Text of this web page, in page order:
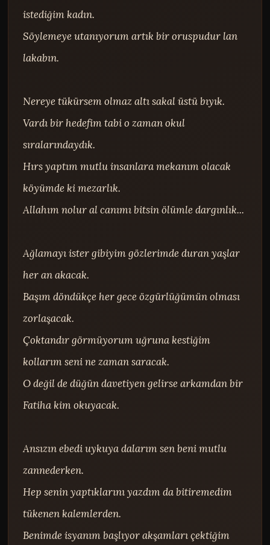
istediğim kadın.
Söylemeye utanıyorum artık bir oruspudur lan
lakabın.
Nereye tükürsem olmaz altı sakal üstü bıyık.
Vardı bir hedefim tabi o zaman okul
sıralarındaydık.
Hırs yaptım mutlu insanlara mekanım olacak
köyümde ki mezarlık.
Allahım nolur al canımı bitsin ölümle dargınlık...
Ağlamayı ister gibiyim gözlerimde duran yaşlar
her an akacak.
Başım döndükçe her gece özgürlüğümün olması
zorlaşacak.
Çoktandır görmüyorum uğruna kestiğim
kollarım seni ne zaman saracak.
O değil de düğün davetiyen gelirse arkamdan bir
Fatiha kim okuyacak.
Ansızın ebedi uykuya dalarım sen beni mutlu
zannederken.
Hep senin yaptıklarını yazdım da bitiremedim
tükenen kalemlerden.
Benimde isyanım başlıyor akşamları çektiğim